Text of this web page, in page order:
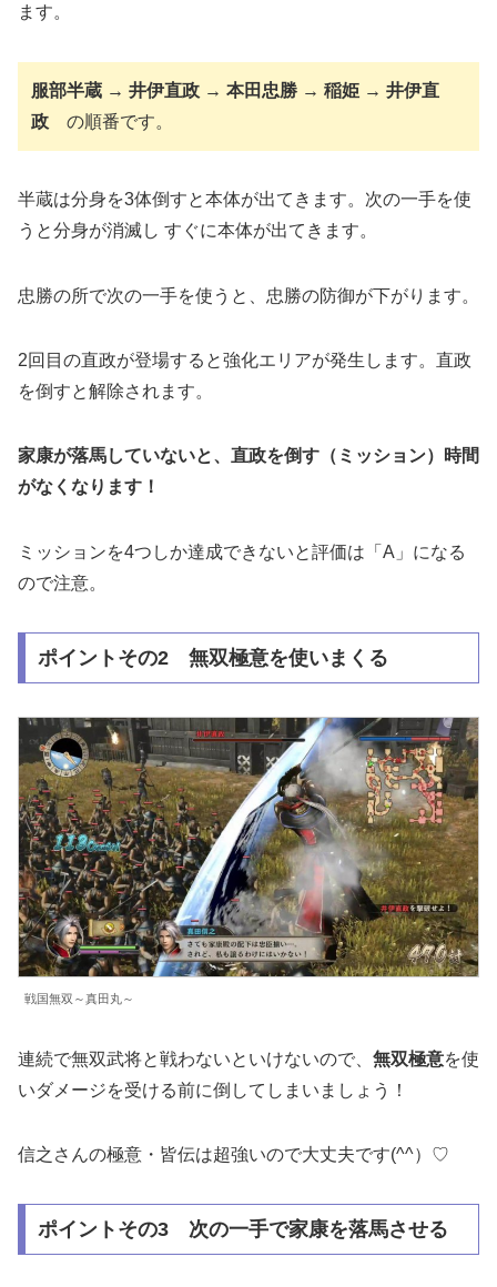
ます。
服部半蔵 → 井伊直政 → 本田忠勝 → 稲姫 → 井伊直
政 の順番です。
半蔵は分身を3体倒すと本体が出てきます。次の一手を使
うと分身が消滅し すぐに本体が出てきます。
忠勝の所で次の一手を使うと、忠勝の防御が下がります。
2回目の直政が登場すると強化エリアが発生します。直政
を倒すと解除されます。
家康が落馬していないと、直政を倒す（ミッション）時間
がなくなります！
ミッションを4つしか達成できないと評価は「A」になる
ので注意。
ポイントその2 無双極意を使いまくる
戦国無双～真田丸～
連続で無双武将と戦わないといけないので、 無双極意を使
いダメージを受ける前に倒してしまいましょう！
信之さんの極意・皆伝は超強いので大丈夫です(^^）♡
ポイントその3 次の一手で家康を落馬させる